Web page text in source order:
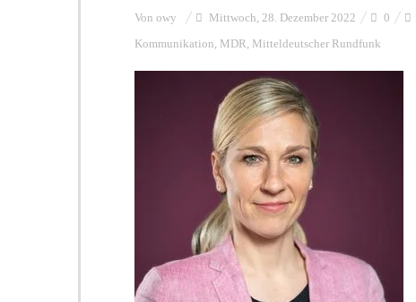
Von owy Mittwoch, 28. Dezember 2022 0
Kommunikation, MDR, Mitteldeutscher Rundfunk